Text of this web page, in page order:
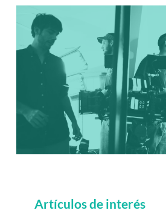
Artículos de interés